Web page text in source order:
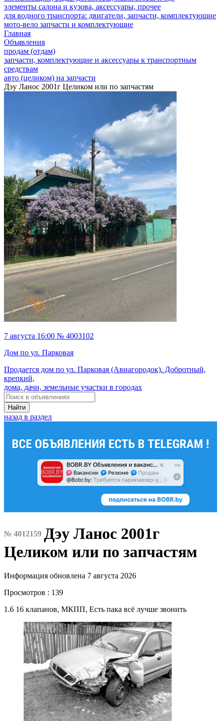
элементы салона и кузова, аксессуары, прочее
для водного транспорта: двигатели, запчасти, комплектующие
мото-вело запчасти и комплектующие
Главная
Объявления
продам (отдам)
запчасти, комплектующие и аксессуары к транспортным
средствам
авто (целиком) на запчасти
Дэу Ланос 2001г Целиком или по запчастям
7 августа 16:00 № 4003102
Дом по ул. Парковая
Продается дом по ул. Парковая (Авиагородок). Добротный,
крепкий,
дома, дачи, земельные участки в городах
Найти
назад в раздел
№ 4012159 Дэу Ланос 2001г
Целиком или по запчастям
Информация обновлена 7 августа 2026
Просмотров : 139
1.6 16 клапанов, МКПП, Есть пака всё лучше звонить